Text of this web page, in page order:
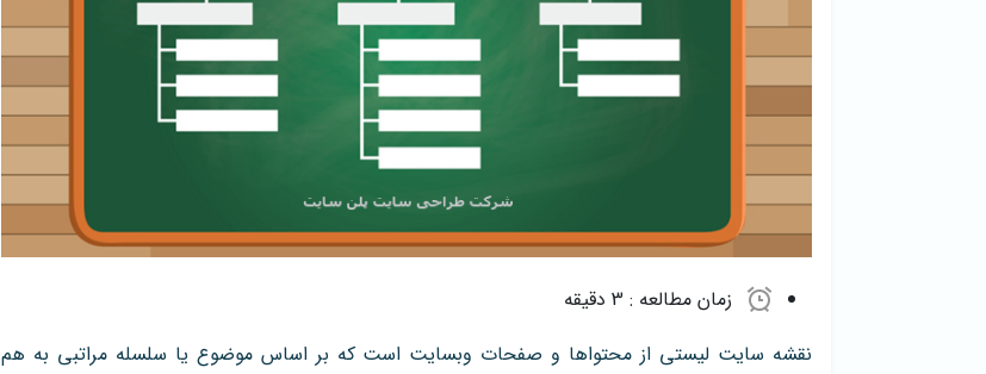
زمان مطالعه : 3 دقیقه
نقشه سایت لیستی از محتواها و صفحات وبسایت است که بر اساس موضوع یا سلسله مراتبی به هم